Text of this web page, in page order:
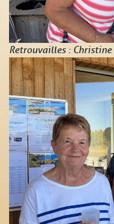
Retrouvailles :